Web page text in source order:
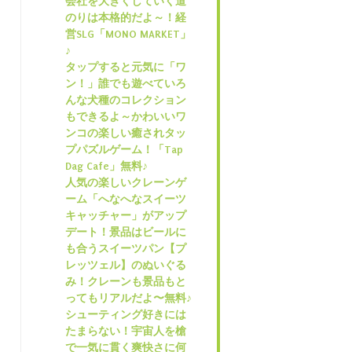
のりは本格的だよ～！経
営SLG「MONO MARKET」
♪
タップすると元気に「ワ
ン！」誰でも遊べていろ
んな犬種のコレクション
もできるよ～かわいいワ
ンコの楽しい癒されタッ
プパズルゲーム！「Tap
Dag Cafe」無料♪
人気の楽しいクレーンゲ
ーム「へなへなスイーツ
キャッチャー」がアップ
デート！景品はビールに
も合うスイーツパン【プ
レッツェル】のぬいぐる
み！クレーンも景品もと
ってもリアルだよ〜無料♪
シューティング好きには
たまらない！宇宙人を槍
で一気に貫く爽快さに何